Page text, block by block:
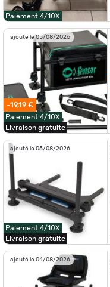
Paiement 4/10X
ajouté le 05/08/2026
-19,19 €
Paiement 4/10X
Livraison gratuite
ajouté le 05/08/2026
Paiement 4/10X
Livraison gratuite
ajouté le 04/08/2026